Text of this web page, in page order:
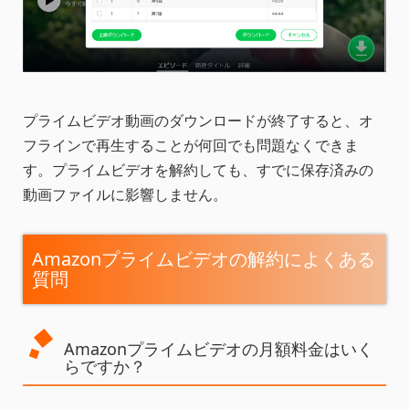
プライムビデオ動画のダウンロードが終了すると、オ
フラインで再生することが何回でも問題なくできま
す。プライムビデオを解約しても、すでに保存済みの
動画ファイルに影響しません。
Amazonプライムビデオの解約によくある
質問
Amazonプライムビデオの月額料金はいく
らですか？